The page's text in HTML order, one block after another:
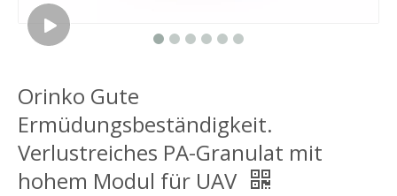
Orinko Gute
Ermüdungsbeständigkeit.
Verlustreiches PA-Granulat mit
hohem Modul für UAV